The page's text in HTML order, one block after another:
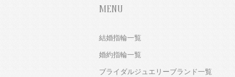
MENU
結婚指輪一覧
婚約指輪一覧
ブライダルジュエリーブランド一覧